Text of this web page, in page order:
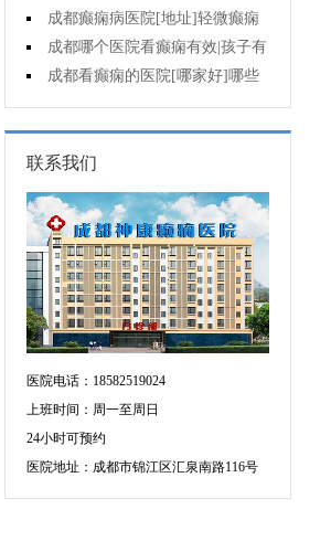
病人容易有什么心理?
成都癫痫病医院[地址]轻微癫痫
有治疗的必要吗?
成都哪个医院看癫痫有效|孩子有
癫痫用什么方法治比较好?
成都看癫痫的医院[哪家好]哪些
原因会引发癫痫呢?
联系我们
医院电话：18582519024
上班时间：周一至周日
24小时可预约
医院地址：成都市锦江区汇泉南路116号